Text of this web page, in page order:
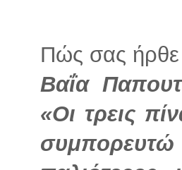
Πώς σας ήρθε
Βαΐα
«Οι τρεις